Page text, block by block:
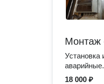
Монтаж
Установка
аварийные.
18 000 ₽